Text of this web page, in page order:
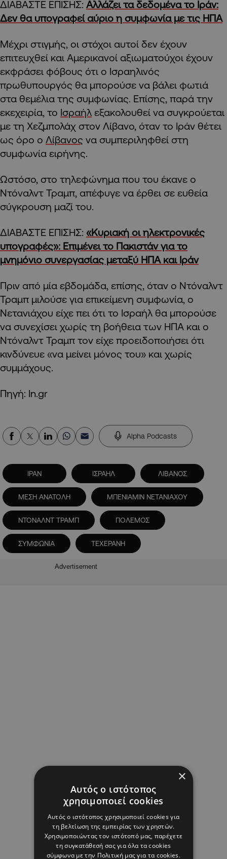
ΔΙΑΒΑΣΤΕ ΕΠΙΣΗΣ: Αλλάζει τα δεδομένα το Ιράν:
Δεν θα υπογραφεί αύριο η συμφωνία με τις ΗΠΑ
Μέχρι στιγμής, οι στόχοι αυτοί δεν έχουν
επιτευχθεί και Αμερικανοί αξιωματούχοι έχουν
εκφράσει φόβους ότι ο Ισραηλινός
πρωθυπουργός θα μπορούσε να βάλει φωτιά
στα θεμέλια της συμφωνίας. Επίσης, παρά την
εκεχειρία, το Ισραήλ εξακολουθεί να συγκρούεται
με τη Χεζμπολάχ στον Λίβανο, όταν το Ιράν θέτει
ως όρο ο Λίβανος να συμπεριληφθεί στη
συμφωνία ειρήνης.
Ωστόσο, στο τηλεφώνημα που του έκανε ο
Ντόναλντ Τραμπ, απέφυγε να έρθει σε ευθεία
σύγκρουση μαζί του.
ΔΙΑΒΑΣΤΕ ΕΠΙΣΗΣ: «Κυριακή οι ηλεκτρονικές
υπογραφές»: Επιμένει το Πακιστάν για το
μνημόνιο συνεργασίας μεταξύ ΗΠΑ και Ιράν
Πριν από μία εβδομάδα, επίσης, όταν ο Ντόναλντ
Τραμπ μιλούσε για επικείμενη συμφωνία, ο
Νετανιάχου είχε πει ότι το Ισραήλ θα μπορούσε
να συνεχίσει χωρίς τη βοήθεια των ΗΠΑ και ο
Ντόναλντ Τραμπ τον είχε προειδοποιήσει ότι
κινδύνευε «να μείνει μόνος του» και χωρίς
συμμάχους.
Πηγή: In.gr
Alpha Podcasts
ΙΡΑΝ ΙΣΡΑΗΛ ΛΙΒΑΝΟΣ
ΜΕΣΗ ΑΝΑΤΟΛΗ ΜΠΕΝΙΑΜΙΝ ΝΕΤΑΝΙΑΧΟΥ
ΝΤΟΝΑΛΝΤ ΤΡΑΜΠ ΠΟΛΕΜΟΣ
ΣΥΜΦΩΝΙΑ ΤΕΧΕΡΑΝΗ
Advertisement
×
Αυτός ο ιστότοπος
χρησιμοποιεί cookies
Αυτός ο ιστότοπος χρησιμοποιεί cookies για
τη βελτίωση της εμπειρίας των χρηστών.
Χρησιμοποιώντας τον ιστότοπό μας, παρέχετε
τη συγκατάθεσή σας για όλα τα cookies
σύμφωνα με την Πολιτική μας για τα cookies.